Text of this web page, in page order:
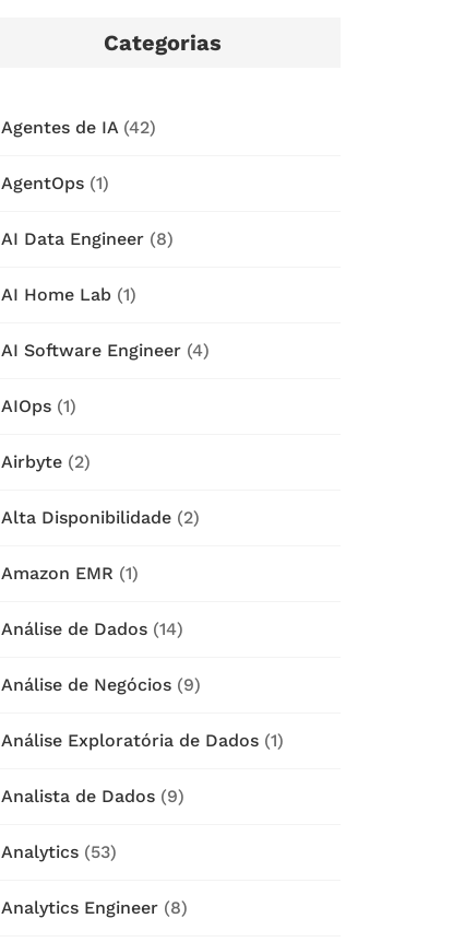
Categorias
Agentes de IA(42)
AgentOps (1)
AI Data Engineer (8)
AI Home Lab (1)
AI Software Engineer (4)
AIOps (1)
Airbyte (2)
Alta Disponibilidade (2)
Amazon EMR (1)
Análise de Dados (14)
Análise de Negócios (9)
Análise Exploratória de Dados (1)
Analista de Dados (9)
Analytics (53)
Analytics Engineer (8)